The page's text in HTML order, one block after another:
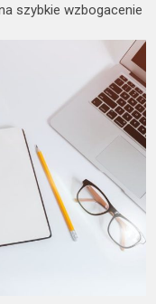
szybkie wzbogacenie